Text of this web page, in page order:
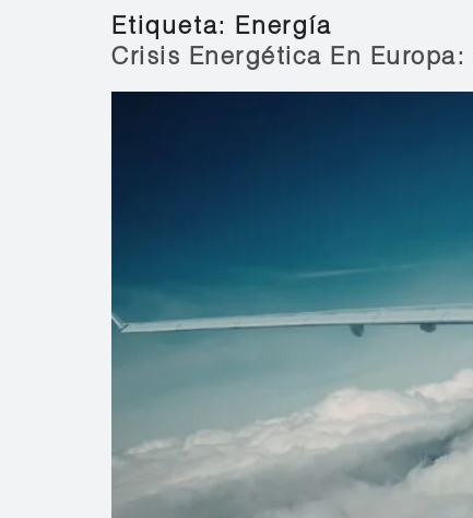
Etiqueta: Energía
Crisis Energética En